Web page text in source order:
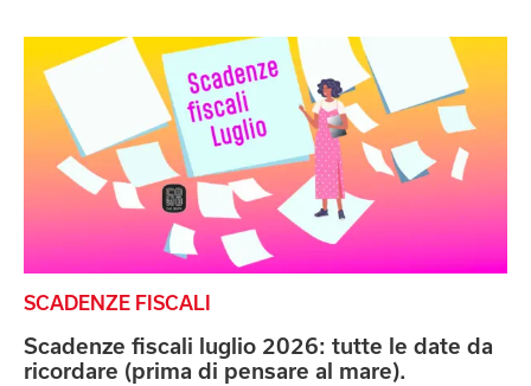
SCADENZE FISCALI
Scadenze fiscali luglio 2026: tutte le date da
ricordare (prima di pensare al mare).